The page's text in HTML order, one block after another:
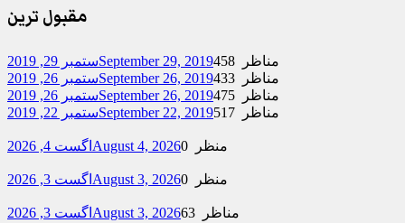
مقبول ترین
ستمبر 29, 2019September 29, 2019
458 مناظر
ستمبر 26, 2019September 26, 2019
433 مناظر
ستمبر 26, 2019September 26, 2019
475 مناظر
ستمبر 22, 2019September 22, 2019 517 مناظر
اگست 4, 2026 August 4, 2026 0 منظر
اگست 3, 2026 August 3, 2026 0 منظر
اگست 3, 2026 August 3, 2026 63 مناظر